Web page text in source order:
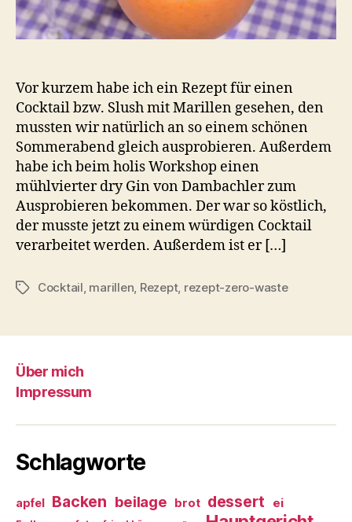
Vor kurzem habe ich ein Rezept für einen
Cocktail bzw. Slush mit Marillen gesehen, den
mussten wir natürlich an so einem schönen
Sommerabend gleich ausprobieren. Außerdem
habe ich beim holis Workshop einen
mühlvierter dry Gin von Dambachler zum
Ausprobieren bekommen. Der war so köstlich,
der musste jetzt zu einem würdigen Cocktail
verarbeitet werden. Außerdem ist er […]
Schlagwörter
Cocktail, marillen, Rezept, rezept-zero-waste
Über mich
Impressum
Schlagworte
apfel Backen beilage brot dessert ei